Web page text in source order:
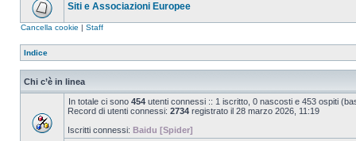
Siti e Associazioni Europee
Cancella cookie | Staff
Indice
Chi c’è in linea
In totale ci sono 454 utenti connessi :: 1 iscritto, 0 nascosti e 453 ospiti
Record di utenti connessi: 2734 registrato il 28 marzo 2026, 11:19
Iscritti connessi: Baidu [Spider]